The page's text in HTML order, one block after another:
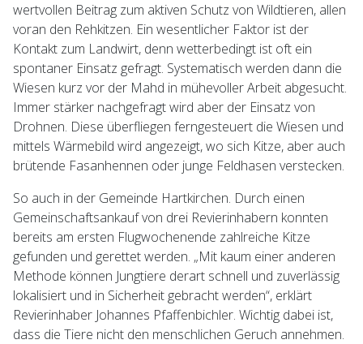
wertvollen Beitrag zum aktiven Schutz von Wildtieren, allen
voran den Rehkitzen. Ein wesentlicher Faktor ist der
Kontakt zum Landwirt, denn wetterbedingt ist oft ein
spontaner Einsatz gefragt. Systematisch werden dann die
Wiesen kurz vor der Mahd in mühevoller Arbeit abgesucht.
Immer stärker nachgefragt wird aber der Einsatz von
Drohnen. Diese überfliegen ferngesteuert die Wiesen und
mittels Wärmebild wird angezeigt, wo sich Kitze, aber auch
brütende Fasanhennen oder junge Feldhasen verstecken.
So auch in der Gemeinde Hartkirchen. Durch einen
Gemeinschaftsankauf von drei Revierinhabern konnten
bereits am ersten Flugwochenende zahlreiche Kitze
gefunden und gerettet werden. „Mit kaum einer anderen
Methode können Jungtiere derart schnell und zuverlässig
lokalisiert und in Sicherheit gebracht werden“, erklärt
Revierinhaber Johannes Pfaffenbichler. Wichtig dabei ist,
dass die Tiere nicht den menschlichen Geruch annehmen.